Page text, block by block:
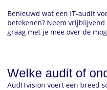
Benieuwd wat een IT-audit
betekenen? Neem
graag met je mee over de
Welke audit of
AudITvision voert een breed